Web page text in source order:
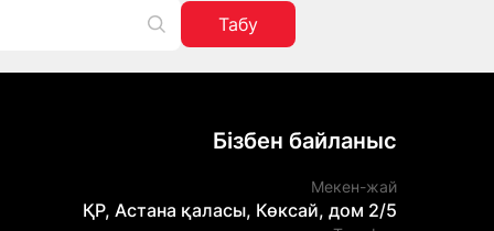
Табу
Бізбен байланыс
Мекен-жай
ҚР, Астана қаласы, Көксай, дом 2/5